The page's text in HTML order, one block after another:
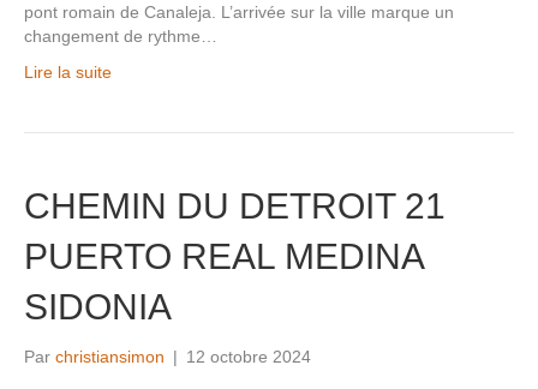
pont romain de Canaleja. L’arrivée sur la ville marque un
changement de rythme…
Lire la suite
CHEMIN DU DETROIT 21
PUERTO REAL MEDINA
SIDONIA
Par christiansimon | 12 octobre 2024